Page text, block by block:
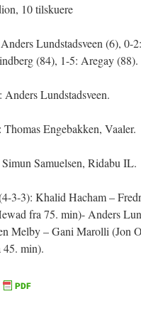
10 tilskuere
Lundstadsveen (6), 0-
(84), 1-5: Aregay (88).
Lundstadsveen.
Engebakken, Vaaler.
Samuelsen, Ridabu IL.
3-3): Khalid Hacham –
fra 75. min)- Anders
Melby – Gani Marolli (Jon
45. min).